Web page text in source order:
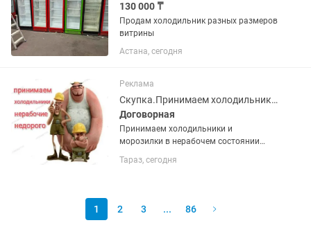
130 000 ₸
Продам холодильник разных размеров
витрины
Астана, сегодня
Реклама
Скупка.Принимаем холодильники и морозилки в нерабочем состоянии недорого
Договорная
Принимаем холодильники и
морозилки в нерабочем состоянии
присылать . Поможем вынести старую
Тараз, сегодня
1 2 3 ... 86